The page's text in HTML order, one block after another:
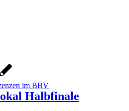
im BBV
Halbfinale